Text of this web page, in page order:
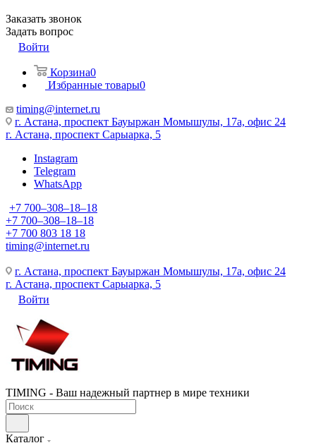
Заказать звонок
Задать вопрос
Войти
Корзина0
Избранные товары0
timing@internet.ru
г. Астана, проспект Бауыржан Момышулы, 17а, офис 24
г. Астана, проспект Сарыарка, 5
Instagram
Telegram
WhatsApp
+7 700‒308‒18‒18
+7 700‒308‒18‒18
+7 700 803 18 18
timing@internet.ru
г. Астана, проспект Бауыржан Момышулы, 17а, офис 24
г. Астана, проспект Сарыарка, 5
Войти
TIMING - Ваш надежный партнер в мире техники
Каталог